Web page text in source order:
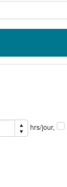
hrs/jour,